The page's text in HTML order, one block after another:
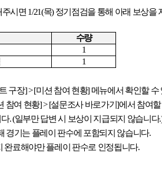
시면 1/21(목)정기점검을 통해 아래 보상을
수량
1
1
구장] > [미션 참여 현황]메뉴에서 확인할 수
참여 현황] > [설문조사 바로가기]에서 참여
. (일부만 답변 시 보상이 지급되지 않습니다
경기는 플레이 판수에 포함되지 않습니다.
완료해야만 플레이 판수로 인정됩니다.